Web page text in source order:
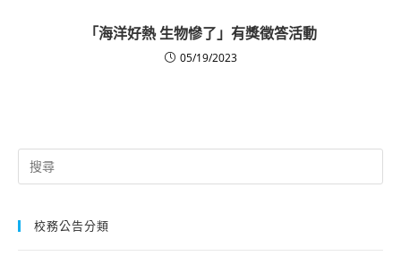
「海洋好熱 生物慘了」有獎徵答活動
05/19/2023
Search
for:
校務公告分類